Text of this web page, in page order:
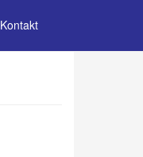
Kontakt